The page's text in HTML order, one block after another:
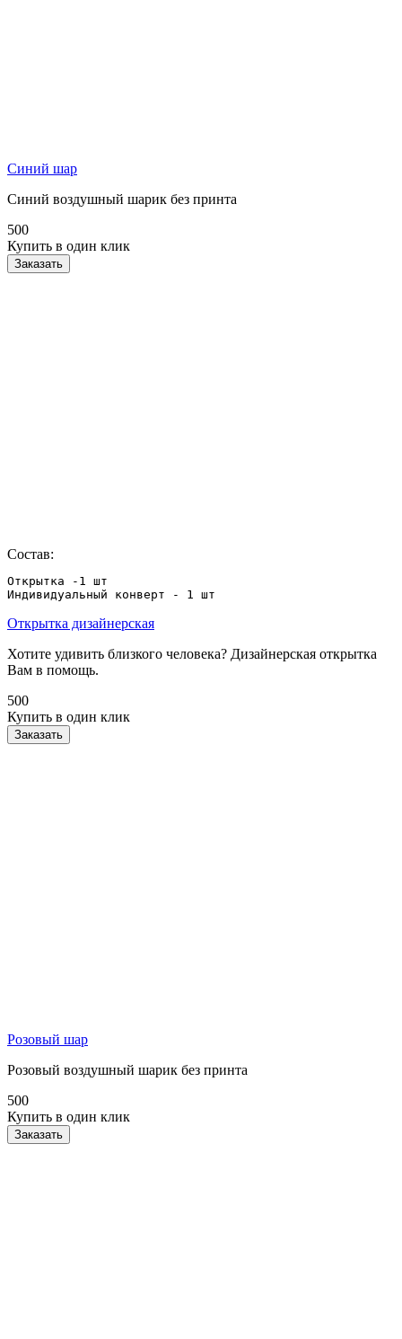
Синий шар
Синий воздушный шарик без принта
500
Купить в один клик
Заказать
Состав:
Открытка -1 шт
Индивидуальный конверт - 1 шт
Открытка дизайнерская
Хотите удивить близкого человека? Дизайнерская открытка
Вам в помощь.
500
Купить в один клик
Заказать
Розовый шар
Розовый воздушный шарик без принта
500
Купить в один клик
Заказать